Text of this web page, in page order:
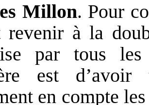
Millon. Pour
à la
par tous les
est d’avoir
en compte